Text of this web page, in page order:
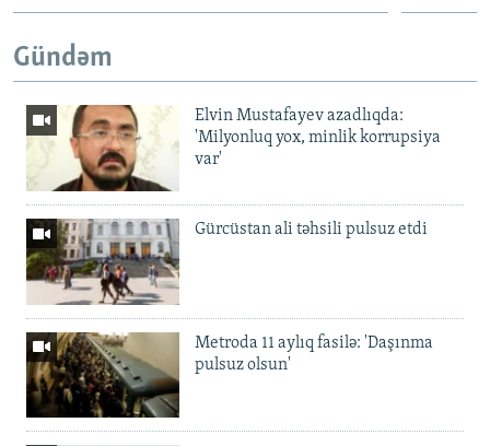
Gündəm
Elvin Mustafayev azadlıqda:
'Milyonluq yox, minlik korrupsiya
var'
Gürcüstan ali təhsili pulsuz etdi
Metroda 11 aylıq fasilə: 'Daşınma
pulsuz olsun'